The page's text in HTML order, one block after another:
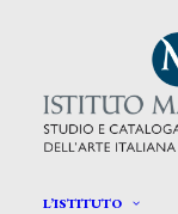
L’ISTITUTO